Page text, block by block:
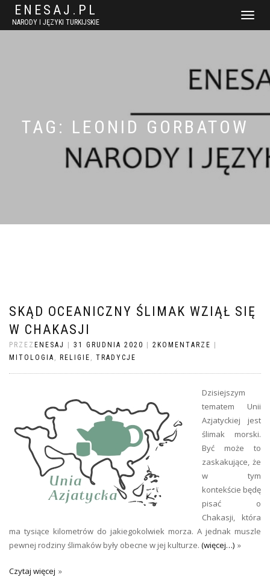
ENESAJ.PL
NARODY I JĘZYKI TURKIJSKIE
WŁĄCZ
TAG: LEONID GORBATOW
SKĄD OCEANICZNY ŚLIMAK WZIĄŁ SIĘ
W CHAKASJI
PRZEZ ENESAJ 31 GRUDNIA 2020 2KOMENTARZE
MITOLOGIA , RELIGIE , TRADYCJE
Dzisiejszym
tematem Unii
Azjatyckiej jest
ślimak morski.
Być może to
zaskakujące, że
w tym
kontekście będę
pisać o
Chakasji, która
ma tysiące kilometrów do jakiegokolwiek morza. A jednak muszle
pewnej rodziny ślimaków były obecne w jej kulturze. (więcej…)
Czytaj więcej